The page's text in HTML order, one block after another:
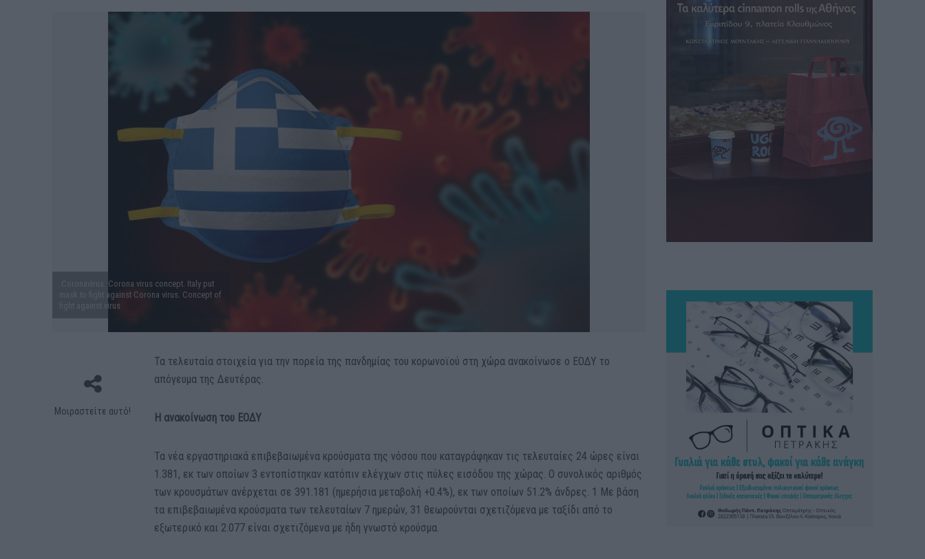
.Coronavirus. Corona virus concept. Italy put
mask to fight against Corona virus. Concept of
fight against virus
Μοιραστείτε αυτό!
Τα τελευταία στοιχεία για την πορεία της πανδημίας του κορωνοϊού στη χώρα ανακοίνωσε ο ΕΟΔΥ το
απόγευμα της Δευτέρας.
Η ανακοίνωση του ΕΟΔΥ
Τα νέα εργαστηριακά επιβεβαιωμένα κρούσματα της νόσου που καταγράφηκαν τις τελευταίες 24 ώρες είναι
1.381, εκ των οποίων 3 εντοπίστηκαν κατόπιν ελέγχων στις πύλες εισόδου της χώρας. Ο συνολικός αριθμός
των κρουσμάτων ανέρχεται σε 391.181 (ημερήσια μεταβολή +0.4%), εκ των οποίων 51.2% άνδρες. 1 Με βάση
τα επιβεβαιωμένα κρούσματα των τελευταίων 7 ημερών, 31 θεωρούνται σχετιζόμενα με ταξίδι από το
εξωτερικό και 2.077 είναι σχετιζόμενα με ήδη γνωστό κρούσμα.